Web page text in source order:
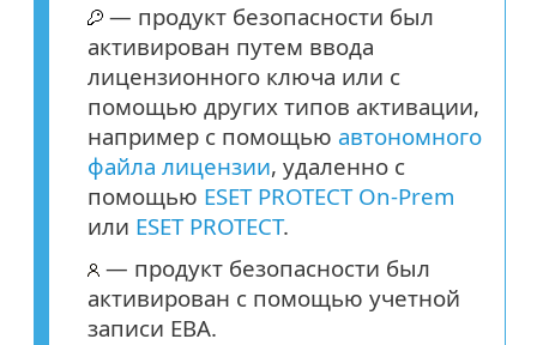
— продукт безопасности был
активирован путем ввода
лицензионного ключа или с
помощью других типов активации,
например с помощью автономного
файла лицензии, удаленно с
помощью ESET PROTECT On-Prem
или ESET PROTECT.
— продукт безопасности был
активирован с помощью учетной
записи EBA.